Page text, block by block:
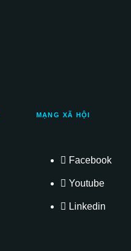
MẠNG XÃ HỘI
Facebook
Youtube
Linkedin